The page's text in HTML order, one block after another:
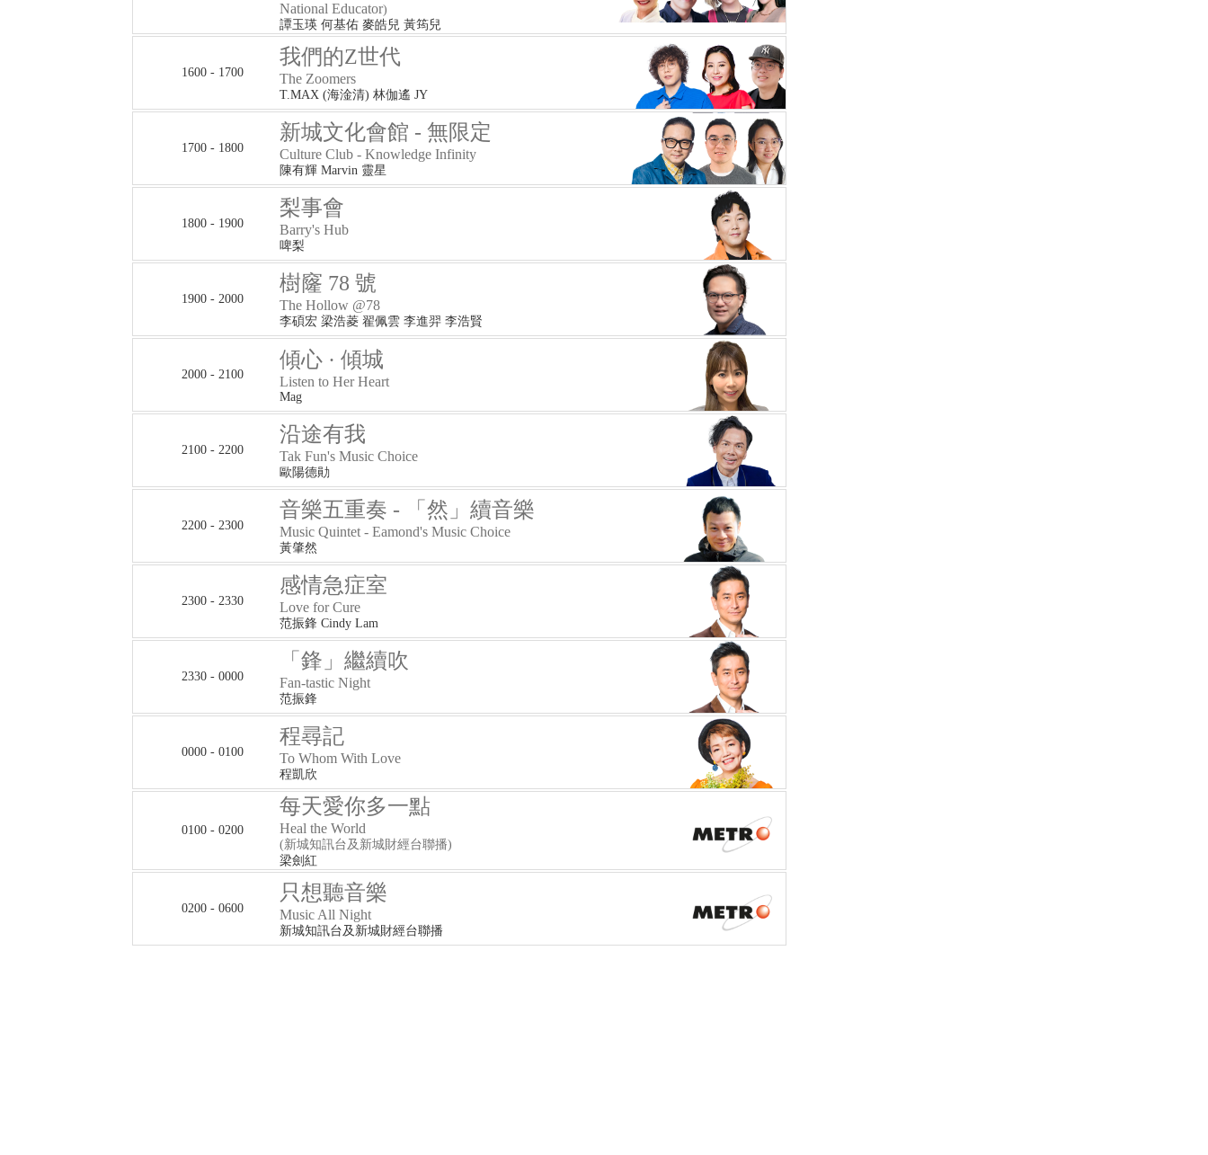
National Educator)
譚玉瑛 何基佑 麥皓兒 黃筠兒
1600 - 1700
我們的Z世代
The Zoomers
T.MAX (海淦清) 林伽遙 JY
1700 - 1800
新城文化會館 - 無限定
Culture Club - Knowledge Infinity
陳有輝 Marvin 靈星
1800 - 1900
梨事會
Barry's Hub
啤梨
1900 - 2000
樹窿 78 號
The Hollow @78
李碩宏 梁浩菱 翟佩雲 李進羿 李浩賢
2000 - 2100
傾心 · 傾城
Listen to Her Heart
Mag
2100 - 2200
沿途有我
Tak Fun's Music Choice
歐陽德勛
2200 - 2300
音樂五重奏 - 「然」續音樂
Music Quintet - Eamond's Music Choice
黃肇然
2300 - 2330
感情急症室
Love for Cure
范振鋒 Cindy Lam
2330 - 0000
「鋒」繼續吹
Fan-tastic Night
范振鋒
0000 - 0100
程尋記
To Whom With Love
程凱欣
0100 - 0200
每天愛你多一點
Heal the World
(新城知訊台及新城財經台聯播)
梁劍紅
0200 - 0600
只想聽音樂
Music All Night
新城知訊台及新城財經台聯播